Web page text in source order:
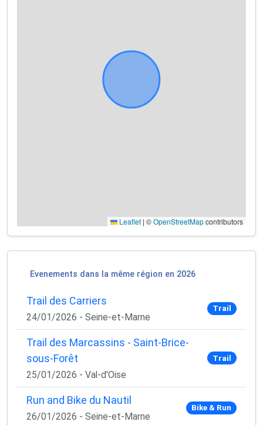
🚴‍♂️ Rejoignez la communauté des coureurs
et triathlètes passionnés
Rejoignez des milliers de sportifs passionnés et
recevez chaque mois :
✅ Des conseils d'entraînement exclusifs
✅ Des astuces de pros pour progresser plus vite
✅ Les dernières tendances matos & nutrition
1 email / mois. Zéro spam. 100 % utile.
Leaflet | ©OpenStreetMapcontributors
Evenements dans la même région en 2026
Trail des Carriers
24/01/2026 - Seine-et-Marne
Trail
Trail des Marcassins - Saint-Brice-
sous-Forêt
25/01/2026 - Val-d'Oise
Trail
Run and Bike du Nautil
26/01/2026 - Seine-et-Marne
Bike & Run